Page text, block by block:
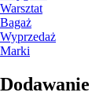
Warsztat
Bagaż
Wyprzedaż
Marki